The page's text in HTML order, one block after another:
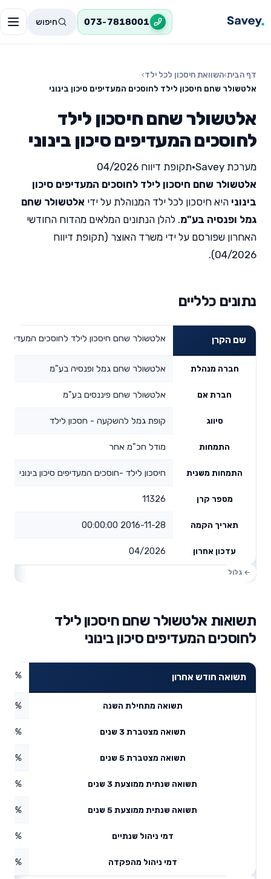
073-7818001 חיפוש
דף הבית›השוואת חיסכון לכל ילד›
אלטשולר שחם חיסכון לילד לחוסכים המעדיפים סיכון בינוני
אלטשולר שחם חיסכון לילד
לחוסכים המעדיפים סיכון בינוני
מערכת Savey •תקופת דיווח 04/2026
אלטשולר שחם חיסכון לילד לחוסכים המעדיפים סיכון
בינוני היא חיסכון לכל ילד המנוהלת על ידי אלטשולר שחם
גמל ופנסיה בע"מ. להלן הנתונים המלאים מהדוח החודשי
האחרון שפורסם על ידי משרד האוצר (תקופת דיווח
04/2026).
נתונים כלליים
שם הקרן אלטשולר שחם חיסכון לילד לחוסכים המעדיפים
חברה מנהלת אלטשולר שחם גמל ופנסיה בע"מ
חברת אם אלטשולר שחם פיננסים בע"מ
סיווג קופת גמל להשקעה - חסכון לילד
התמחות מודל חכ"מ אחר
התמחות משנית חיסכון לילד -חוסכים המעדיפים סיכון בינוני
מספר קרן 11326
תאריך הקמה 2016-11-28 00:00:00
עדכון אחרון 04/2026
תשואות אלטשולר שחם חיסכון לילד
לחוסכים המעדיפים סיכון בינוני
תשואה חודש אחרון
תשואה מתחילת השנה 2.9%
תשואה מצטברת 3 שנים
תשואה מצטברת 5 שנים
תשואה שנתית ממוצעת 3 שנים
תשואה שנתית ממוצעת 5 שנים
דמי ניהול שנתיים
דמי ניהול מהפקדה 0%